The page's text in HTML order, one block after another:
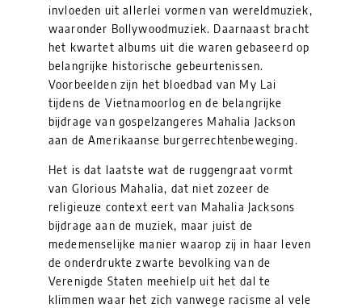
invloeden uit allerlei vormen van wereldmuziek,
waaronder Bollywoodmuziek. Daarnaast bracht
het kwartet albums uit die waren gebaseerd op
belangrijke historische gebeurtenissen.
Voorbeelden zijn het bloedbad van My Lai
tijdens de Vietnamoorlog en de belangrijke
bijdrage van gospelzangeres Mahalia Jackson
aan de Amerikaanse burgerrechtenbeweging.
Het is dat laatste wat de ruggengraat vormt
van Glorious Mahalia, dat niet zozeer de
religieuze context eert van Mahalia Jacksons
bijdrage aan de muziek, maar juist de
medemenselijke manier waarop zij in haar leven
de onderdrukte zwarte bevolking van de
Verenigde Staten meehielp uit het dal te
klimmen waar het zich vanwege racisme al vele